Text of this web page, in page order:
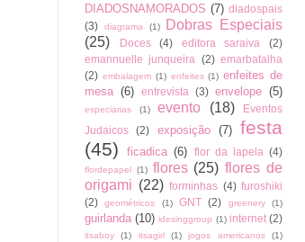
DIADOSNAMORADOS (7) diadospais
(3)
diagrama (1)
Dobras Especiais
(25)
Doces (4) editora saraiva
(2)
emannuelle junqueira
(2) emarbatalha
(2) embalagem (1) enfeites (1) enfeites de
mesa (6) entrevista (3) envelope (5)
especiarias (1) evento (18)
Eventos
Judaicos
(2) exposição (7)
festa
(45)
ficadica (6) flor da lapela (4)
flordepapel (1) flores (25) flores de
origami (22) forminhas (4) furoshiki
(2)
geométricos (1) GNT (2) greenery (1)
guirlanda (10) idesinggroup (1) internet (2)
itsaboy (1) itsagirl (1) jogos americanos
(1)